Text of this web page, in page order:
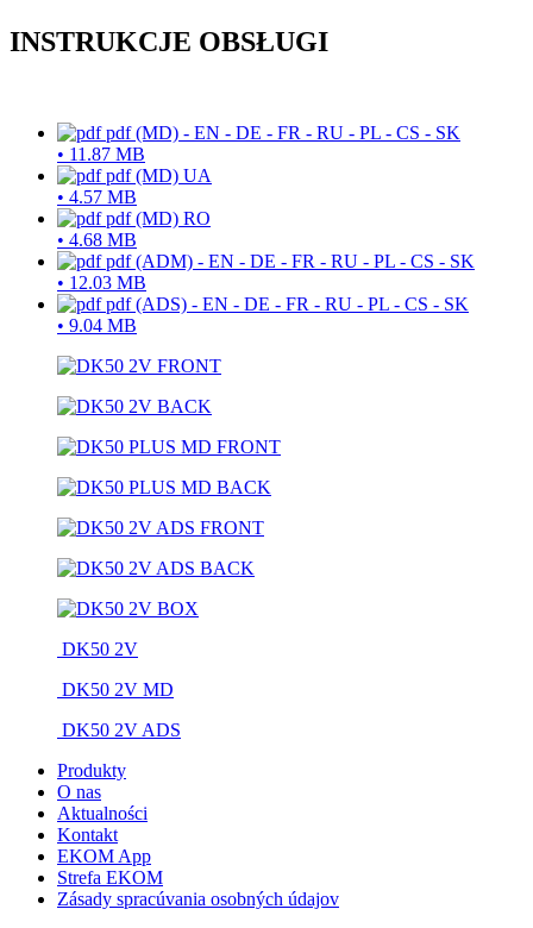
INSTRUKCJE OBSŁUGI
pdf(MD) - EN - DE - FR - RU - PL - CS - SK
• 11.87 MB
pdf(MD) UA
• 4.57 MB
pdf(MD) RO
• 4.68 MB
pdf(ADM) - EN - DE - FR - RU - PL - CS - SK
• 12.03 MB
pdf(ADS) - EN - DE - FR - RU - PL - CS - SK
• 9.04 MB
DK50 2V
DK50 2V MD
DK50 2V ADS
Produkty
O nas
Aktualności
Kontakt
EKOM App
Strefa EKOM
Zásady spracúvania osobných údajov